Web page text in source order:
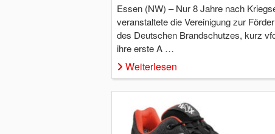
Essen (NW) – Nur 8 Jahre nach
veranstaltete die Vereinigung zur
des Deutschen Brandschutzes, kurz
ihre erste A …
Weiterlesen